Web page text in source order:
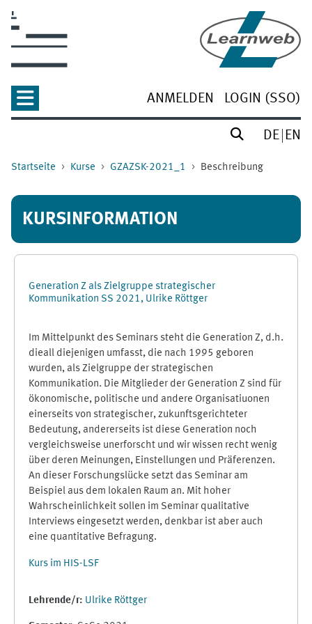
ANMELDEN LOGIN (SSO)
DE EN
Startseite Kurse GZAZSK-2021_1 Beschreibung
KURSINFORMATION
Generation Z als Zielgruppe strategischer
Kommunikation SS 2021, Ulrike Röttger
Im Mittelpunkt des Seminars steht die Generation Z, d.h.
dieall diejenigen umfasst, die nach 1995 geboren
wurden, als Zielgruppe der strategischen
Kommunikation. Die Mitglieder der Generation Z sind für
ökonomische, politische und andere Organisatiuonen
einerseits von strategischer, zukunftsgerichteter
Bedeutung, andererseits ist diese Generation noch
vergleichsweise unerforscht und wir wissen recht wenig
über deren Meinungen, Einstellungen und Präferenzen.
An dieser Forschungslücke setzt das Seminar am
Beispiel aus dem lokalen Raum an. Mit hoher
Wahrscheinlichkeit sollen im Seminar qualitative
Interviews eingesetzt werden, denkbar ist aber auch
eine quantitative Befragung.
Kurs im HIS-LSF
Lehrende/r: Ulrike Röttger